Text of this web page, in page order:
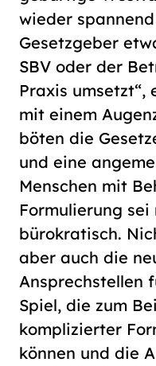
wieder
Gesetzgeber
SBV oder der
Praxis
mit einem
böten die
und eine
Menschen mit
Formulierung
bürokratisch.
aber auch die
Ansprechstellen
Spiel, die zum
komplizierter
können und die